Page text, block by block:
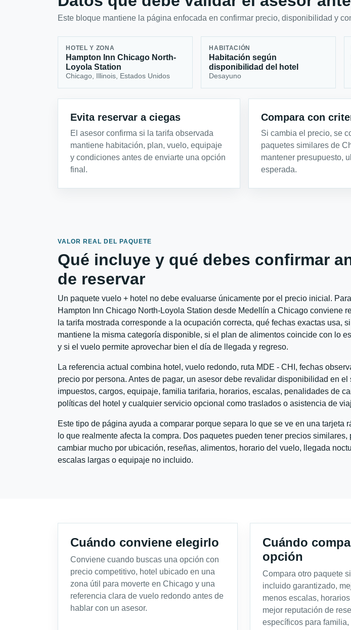
Este bloque mantiene la página enfocada en confirmar precio, disponibilidad y
HOTEL Y ZONA
Hampton Inn Chicago North-
Loyola Station
Chicago, Illinois, Estados Unidos
HABITACIÓN
Habitación según
disponibilidad del hotel
Desayuno
Evita reservar a ciegas
El asesor confirma si la tarifa observada
mantiene habitación, plan, vuelo, equipaje
y condiciones antes de enviarte una opción
final.
Compara con
Si cambia el precio, se
paquetes similares de
mantener presupuesto,
esperada.
VALOR REAL DEL PAQUETE
Qué incluye y qué debes confirmar
de reservar
Un paquete vuelo + hotel no debe evaluarse únicamente por el precio inicial. Para
Hampton Inn Chicago North-Loyola Station desde Medellín a Chicago conviene
la tarifa mostrada corresponde a la ocupación correcta, qué fechas exactas usa, si
mantiene la misma categoría disponible, si el plan de alimentos coincide con lo
y si el vuelo permite aprovechar bien el día de llegada y regreso.
La referencia actual combina hotel, vuelo redondo, ruta MDE - CHI, fechas
precio por persona. Antes de pagar, un asesor debe revalidar disponibilidad en el
impuestos, cargos, equipaje, familia tarifaria, horarios, escalas, penalidades de
políticas del hotel y cualquier servicio opcional como traslados o asistencia de
Este tipo de página ayuda a comparar porque separa lo que se ve en una tarjeta
lo que realmente afecta la compra. Dos paquetes pueden tener precios similares,
cambiar mucho por ubicación, reseñas, alimentos, horario del vuelo, llegada
escalas largas o equipaje no incluido.
Cuándo conviene elegirlo
Conviene cuando buscas una opción con
precio competitivo, hotel ubicado en una
zona útil para moverte en Chicago y una
referencia clara de vuelo redondo antes de
hablar con un asesor.
Cuándo
opción
Compara otro paquete
incluido garantizado,
menos escalas,
mejor reputación de
específicos para